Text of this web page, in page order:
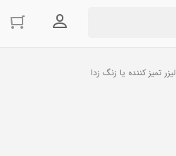
ورود به
لیزر تمیز کننده یا زنگ زدا